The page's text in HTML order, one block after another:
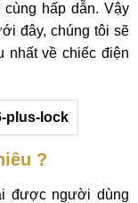
hấp dẫn. Vậy
đây, chúng tôi sẽ
nhất về chiếc điện
?
được người dùng